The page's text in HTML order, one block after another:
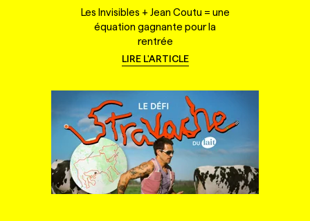
Les Invisibles + Jean Coutu = une
équation gagnante pour la
rentrée
LIRE L'ARTICLE